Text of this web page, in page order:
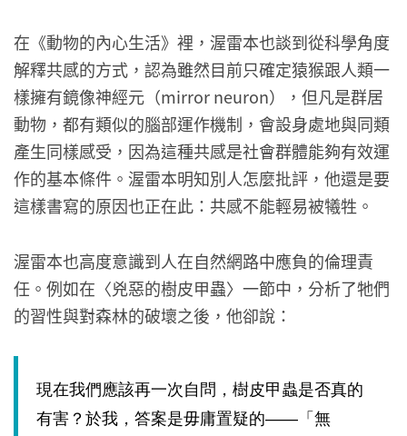
在《動物的內心生活》裡，渥雷本也談到從科學角度
解釋共感的方式，認為雖然目前只確定猿猴跟人類一
樣擁有鏡像神經元（mirror neuron），但凡是群居
動物，都有類似的腦部運作機制，會設身處地與同類
產生同樣感受，因為這種共感是社會群體能夠有效運
作的基本條件。渥雷本明知別人怎麼批評，他還是要
這樣書寫的原因也正在此：共感不能輕易被犧牲。
渥雷本也高度意識到人在自然網路中應負的倫理責
任。例如在〈兇惡的樹皮甲蟲〉一節中，分析了牠們
的習性與對森林的破壞之後，他卻說：
現在我們應該再一次自問，樹皮甲蟲是否真的
有害？於我，答案是毋庸置疑的—— 「無